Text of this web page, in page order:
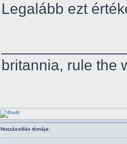
Legalább ezt
britannia, rule the
Hozzászólás témája: